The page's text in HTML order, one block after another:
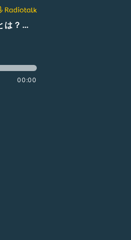
#743 マイペース、マイのペースとは？？？
00:00